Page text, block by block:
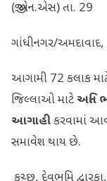
(જી.એન.એસ) તા. 29
ગાંધીનગર/અમદાવાદ,
આગામી 72 કલાક
જિલ્લાઓ માટે અતિ
આગાહીકરવામાં
સમાવેશ થાય છે.